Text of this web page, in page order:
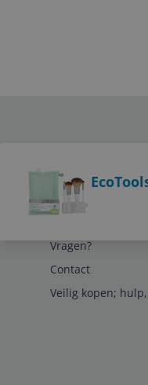
Vragen?
Contact
Veilig kopen;